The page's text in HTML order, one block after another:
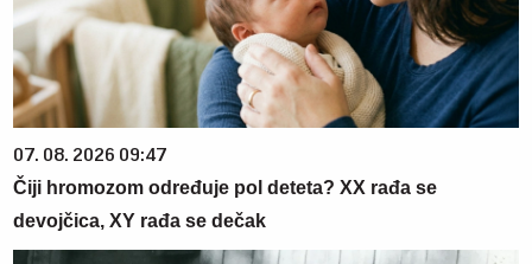
07. 08. 2026 09:47
Čiji hromozom određuje pol deteta? XX rađa se
devojčica, XY rađa se dečak